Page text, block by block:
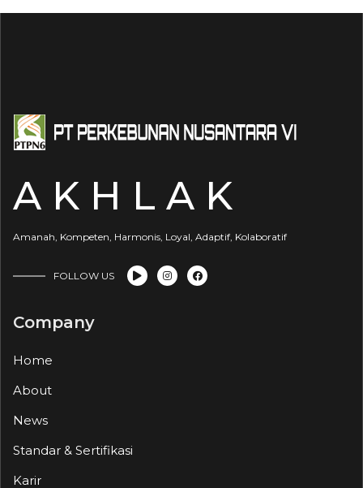
A K H L A K
Amanah, Kompeten, Harmonis, Loyal, Adaptif, Kolaboratif
FOLLOW US
Company
Home
About
News
Standar & Sertifikasi
Karir